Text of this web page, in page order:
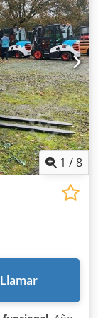
500 Clase
mástil: Triplex
técnico:
Estado:
cabina
1 /8
Llamar